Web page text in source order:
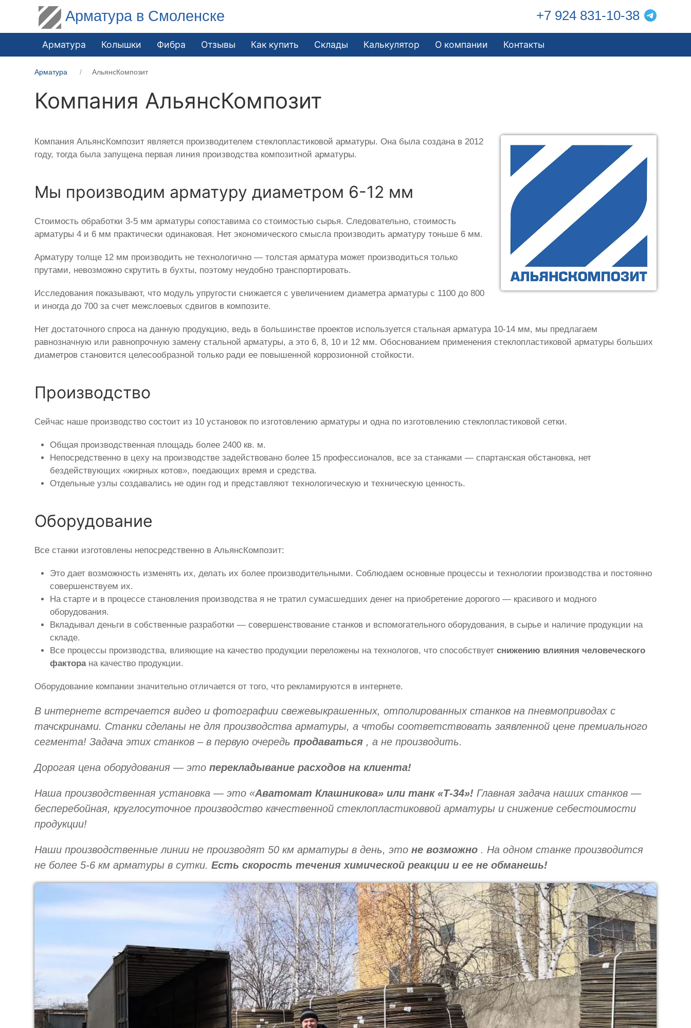
Арматура в Смоленске +7 924 831-10-38
Арматура Колышки Фибра Отзывы Как купить Склады Калькулятор О компании Контакты
Арматура АльянсКомпозит
Компания АльянсКомпозит
Компания АльянсКомпозит является производителем стеклопластиковой арматуры. Она была создана в 2012
году, тогда была запущена первая линия производства композитной арматуры.
Мы производим арматуру диаметром 6-12 мм
Стоимость обработки 3-5 мм арматуры сопоставима со стоимостью сырья. Следовательно, стоимость
арматуры 4 и 6 мм практически одинаковая. Нет экономического смысла производить арматуру тоньше 6 мм.
Арматуру толще 12 мм производить не технологично — толстая арматура может производиться только
прутами, невозможно скрутить в бухты, поэтому неудобно транспортировать.
Исследования показывают, что модуль упругости снижается с увеличением диаметра арматуры с 1100 до 800
и иногда до 700 за счет межслоевых сдвигов в композите.
Нет достаточного спроса на данную продукцию, ведь в большинстве проектов используется стальная арматура 10-14 мм, мы предлагаем
равнозначную или равнопрочную замену стальной арматуры, а это 6, 8, 10 и 12 мм. Обоснованием применения стеклопластиковой арматуры больших
диаметров становится целесообразной только ради ее повышенной коррозионной стойкости.
Производство
Сейчас наше производство состоит из 10 установок по изготовлению арматуры и одна по изготовлению стеклопластиковой сетки.
Общая производственная площадь более 2400 кв. м.
Непосредственно в цеху на производстве задействовано более 15 профессионалов, все за станками — спартанская обстановка, нет
бездействующих «жирных котов», поедающих время и средства.
Отдельные узлы создавались не один год и представляют технологическую и техническую ценность.
Оборудование
Все станки изготовлены непосредственно в АльянсКомпозит:
Это дает возможность изменять их, делать их более производительными. Соблюдаем основные процессы и технологии производства и постоянно
совершенствуем их.
На старте и в процессе становления производства я не тратил сумасшедших денег на приобретение дорогого — красивого и модного
оборудования.
Вкладывал деньги в собственные разработки — совершенствование станков и вспомогательного оборудования, в сырье и наличие продукции на
складе.
Все процессы производства, влияющие на качество продукции переложены на технологов, что способствуетснижению влияния человеческого
факторана качество продукции.
Оборудование компании значительно отличается от того, что рекламируются в интернете.
В интернете встречается видео и фотографии свежевыкрашенных, отполированных станков на пневмоприводах с
тачскринами. Станки сделаны не для производства арматуры, а чтобы соответствовать заявленной цене премиального
сегмента! Задача этих станков – в первую очередьпродаваться , а не производить.
Дорогая цена оборудования — этоперекладывание расходов на клиента!
Наша производственная установка — это «Аватомат Клашникова» или танк «Т-34»! Главная задача наших станков —
бесперебойная, круглосуточное производство качественной стеклопластиковвой арматуры и снижение себестоимости
продукции!
Наши производственные линии не производят 50 км арматуры в день, этоне возможно . На одном станке производится
не более 5-6 км арматуры в сутки.Есть скорость течения химической реакции и ее не обманешь!